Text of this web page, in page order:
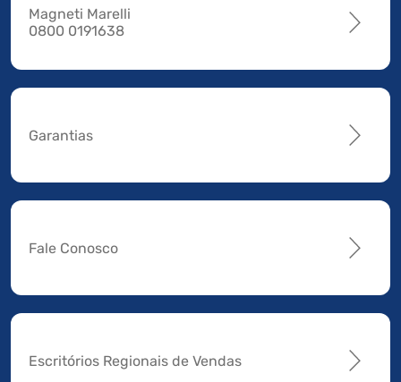
Magneti Marelli
0800 0191638
Garantias
Fale Conosco
Escritórios Regionais de Vendas